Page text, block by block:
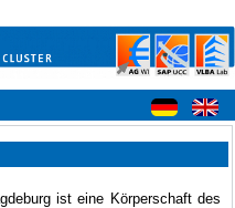
ist eine Körperschaft des